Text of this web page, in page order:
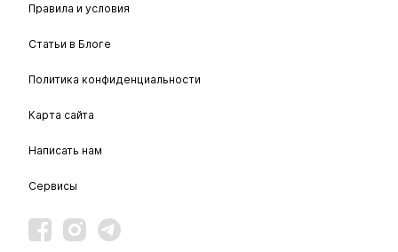
Правила и условия
Статьи в Блоге
Политика конфиденциальности
Карта сайта
Написать нам
Сервисы